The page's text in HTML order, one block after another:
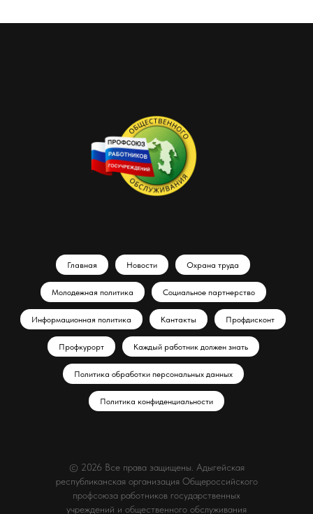
Главная Новости Охрана труда
Молодежная политика Социальное партнерство
Информационная политика Кантакты Профдисконт
Профкурорт Каждый работник должен знать
Политика обработки персональных данных
Политика конфиденциальности
© 2026 Все права защищены. Адыгейская
республиканская организация Общероссийского
профсоюза работников государственных
учреждений и общественного обслуживания